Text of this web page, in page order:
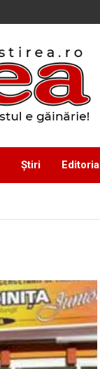
Știri Editorial